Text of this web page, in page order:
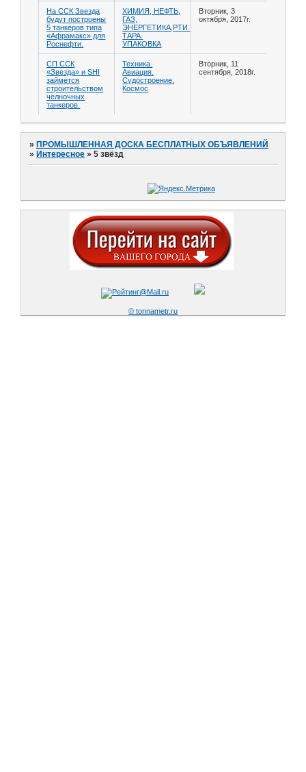
На ССК Звезда
будут построены
5 танкеров типа
«Афрамакс» для
Роснефти.
ХИМИЯ, НЕФТЬ,
ГАЗ,
ЭНЕРГЕТИКА,РТИ.
ТАРА.
УПАКОВКА
Вторник, 3
октября, 2017г.
СП ССК
«Звезда» и SHI
займется
строительством
челночных
танкеров.
Техника.
Авиация.
Судостроение.
Космос
Вторник, 11
сентября, 2018г.
»ПРОМЫШЛЕННАЯ ДОСКА БЕСПЛАТНЫХ ОБЪЯВЛЕНИЙ
»Интересное »5 звёзд
© tonnametr.ru